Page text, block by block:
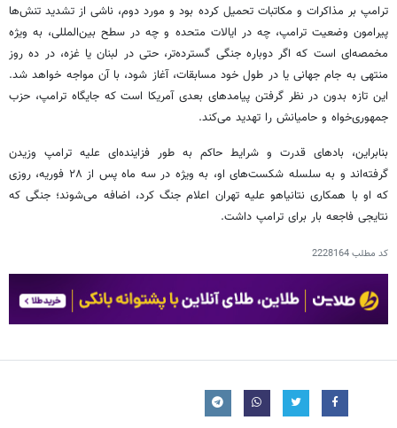
ترامپ بر مذاکرات و مکاتبات تحمیل کرده بود و مورد دوم، ناشی از تشدید تنش‌ها
پیرامون وضعیت ترامپ، چه در ایالات متحده و چه در سطح بین‌المللی، به ویژه
مخمصه‌ای است که اگر دوباره جنگی گسترده‌تر، حتی در لبنان یا غزه، در ده روز
منتهی به جام جهانی یا در طول خود مسابقات، آغاز شود، با آن مواجه خواهد شد.
این تازه بدون در نظر گرفتن پیامدهای بعدی آمریکا است که جایگاه ترامپ، حزب
جمهوری‌خواه و حامیانش را تهدید می‌کند.
بنابراین، بادهای قدرت و شرایط حاکم به طور فزاینده‌ای علیه ترامپ وزیدن
گرفته‌اند و به سلسله شکست‌های او، به ویژه در سه ماه پس از ۲۸ فوریه، روزی
که او با همکاری نتانیاهو علیه تهران اعلام جنگ کرد، اضافه می‌شوند؛ جنگی که
نتایجی فاجعه بار برای ترامپ داشت.
کد مطلب2228164